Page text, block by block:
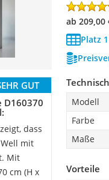
ab 209,00
Platz
GUT
D160370
dass
mit
Mit
cm (H x
Modell
Farbe
Maße
Vorteile